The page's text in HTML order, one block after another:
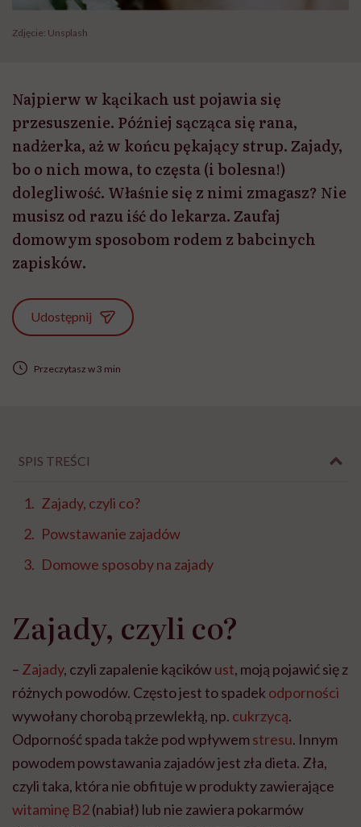
Zdjęcie: Unsplash
Najpierw w kącikach ust pojawia się
przesuszenie. Później sącząca się rana,
nadżerka, aż w końcu pękający strup. Zajady,
bo o nich mowa, to częsta (i bolesna!)
dolegliwość. Właśnie się z nimi zmagasz? Nie
musisz od razu iść do lekarza. Zaufaj
domowym sposobom rodem z babcinych
zapisków.
Udostępnij
Przeczytasz w 3 min
SPIS TREŚCI
Zajady, czyli co?
Powstawanie zajadów
Domowe sposoby na zajady
Zajady, czyli co?
– Zajady, czyli zapalenie kącikówust, moją pojawić się z
różnych powodów. Często jest to spadek odporności
wywołany chorobą przewlekłą, np. cukrzycą.
Odporność spada także pod wpływemstresu. Innym
powodem powstawania zajadów jest zła dieta. Zła,
czyli taka, która nie obfituje w produkty zawierające
witaminę B2(nabiał) lub nie zawiera pokarmów